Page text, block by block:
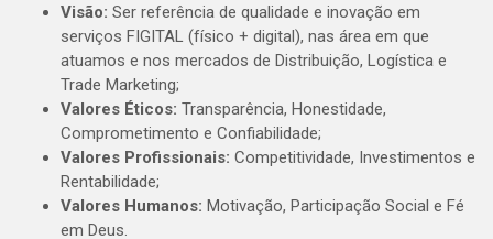
Visão: Ser referência de qualidade e inovação em
serviços FIGITAL (físico + digital), nas área em que
atuamos e nos mercados de Distribuição, Logística e
Trade Marketing;
Valores Éticos: Transparência, Honestidade,
Comprometimento e Confiabilidade;
Valores Profissionais: Competitividade, Investimentos e
Rentabilidade;
Valores Humanos: Motivação, Participação Social e Fé
em Deus.